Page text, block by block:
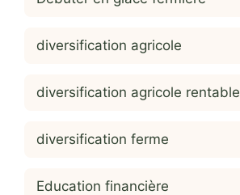
diversification agricole
diversification agricole rentable
diversification ferme
Education financière